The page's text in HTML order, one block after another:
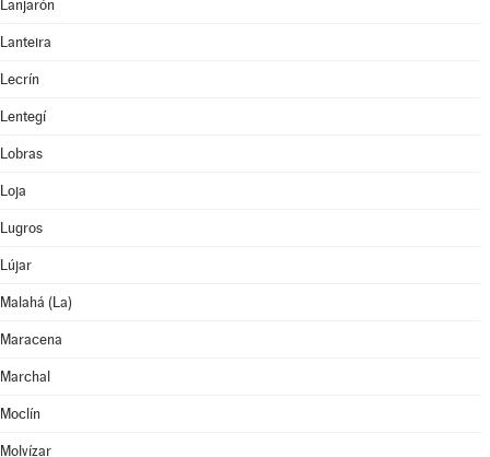
Lanjarón
Lanteira
Lecrín
Lentegí
Lobras
Loja
Lugros
Lújar
Malahá (La)
Maracena
Marchal
Moclín
Molvízar